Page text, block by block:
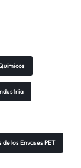
los Envases PET